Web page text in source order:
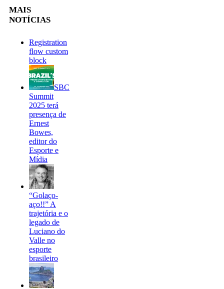
MAIS
NOTÍCIAS
Registration
flow custom
block
SBC
Summit
2025 terá
presença de
Ernest
Bowes,
editor do
Esporte e
Mídia
“Golaço-
aço!!” A
trajetória e o
legado de
Luciano do
Valle no
esporte
brasileiro